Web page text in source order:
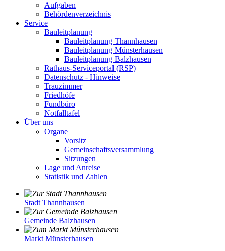
Aufgaben
Behördenverzeichnis
Service
Bauleitplanung
Bauleitplanung Thannhausen
Bauleitplanung Münsterhausen
Bauleitplanung Balzhausen
Rathaus-Serviceportal (RSP)
Datenschutz - Hinweise
Trauzimmer
Friedhöfe
Fundbüro
Notfalltafel
Über uns
Organe
Vorsitz
Gemeinschaftsversammlung
Sitzungen
Lage und Anreise
Statistik und Zahlen
Stadt Thannhausen
Gemeinde Balzhausen
Markt Münsterhausen